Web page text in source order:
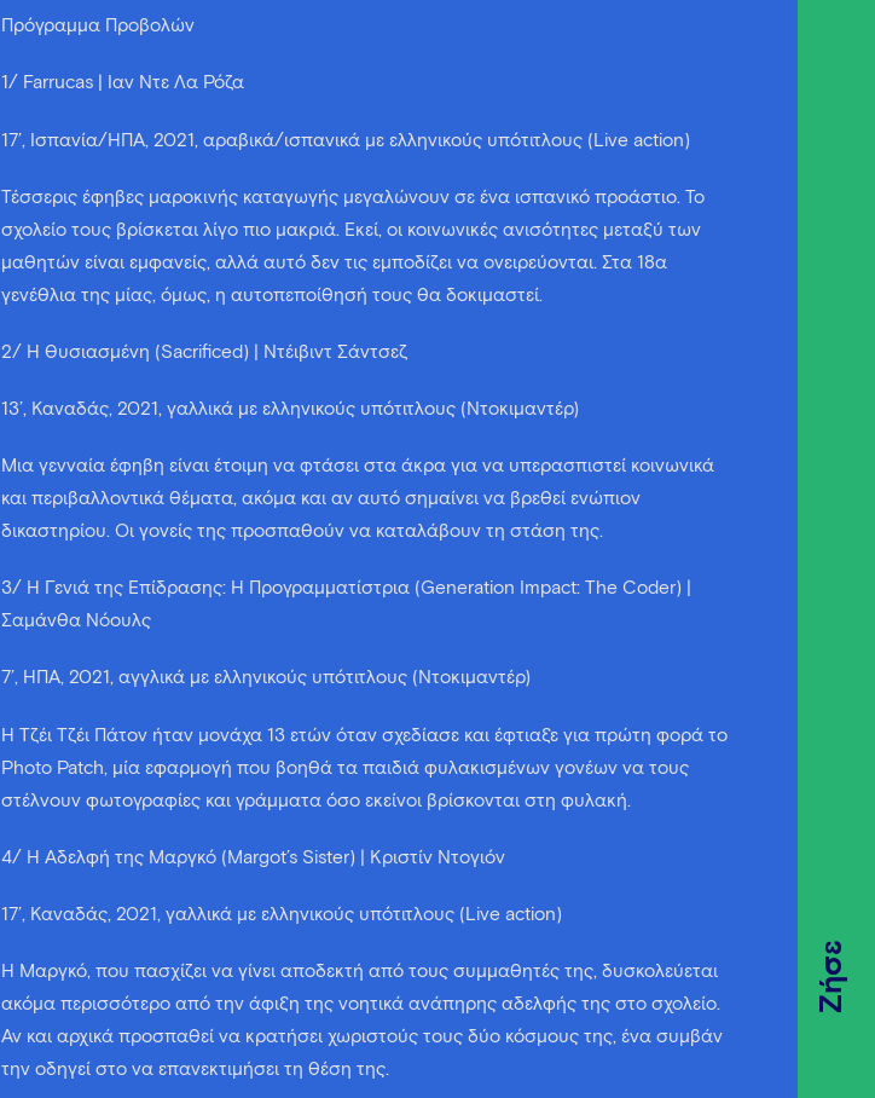
Ζήσε
Πρόγραμμα Προβολών
1/ Farrucas | Ίαν Ντε Λα Ρόζα
17’, Ισπανία/ΗΠΑ, 2021, αραβικά/ισπανικά με ελληνικούς υπότιτλους (Live action)
Τέσσερις έφηβες μαροκινής καταγωγής μεγαλώνουν σε ένα ισπανικό προάστιο. Το
σχολείο τους βρίσκεται λίγο πιο μακριά. Εκεί, οι κοινωνικές ανισότητες μεταξύ των
μαθητών είναι εμφανείς, αλλά αυτό δεν τις εμποδίζει να ονειρεύονται. Στα 18α
γενέθλια της μίας, όμως, η αυτοπεποίθησή τους θα δοκιμαστεί.
2/ Η Θυσιασμένη (Sacrificed) | Ντέιβιντ Σάντσεζ
13’, Καναδάς, 2021, γαλλικά με ελληνικούς υπότιτλους (Ντοκιμαντέρ)
Μια γενναία έφηβη είναι έτοιμη να φτάσει στα άκρα για να υπερασπιστεί κοινωνικά
και περιβαλλοντικά θέματα, ακόμα και αν αυτό σημαίνει να βρεθεί ενώπιον
δικαστηρίου. Οι γονείς της προσπαθούν να καταλάβουν τη στάση της.
3/ Η Γενιά της Επίδρασης: Η Προγραμματίστρια (Generation Impact: The Coder) |
Σαμάνθα Νόουλς
7’, ΗΠΑ, 2021, αγγλικά με ελληνικούς υπότιτλους (Ντοκιμαντέρ)
Η Τζέι Τζέι Πάτον ήταν μονάχα 13 ετών όταν σχεδίασε και έφτιαξε για πρώτη φορά το
Photo Patch, μία εφαρμογή που βοηθά τα παιδιά φυλακισμένων γονέων να τους
στέλνουν φωτογραφίες και γράμματα όσο εκείνοι βρίσκονται στη φυλακή.
4/ Η Αδελφή της Μαργκό (Margot’s Sister) | Κριστίν Ντογιόν
17’, Καναδάς, 2021, γαλλικά με ελληνικούς υπότιτλους (Live action)
Η Μαργκό, που πασχίζει να γίνει αποδεκτή από τους συμμαθητές της, δυσκολεύεται
ακόμα περισσότερο από την άφιξη της νοητικά ανάπηρης αδελφής της στο σχολείο.
Αν και αρχικά προσπαθεί να κρατήσει χωριστούς τους δύο κόσμους της, ένα συμβάν
την οδηγεί στο να επανεκτιμήσει τη θέση της.